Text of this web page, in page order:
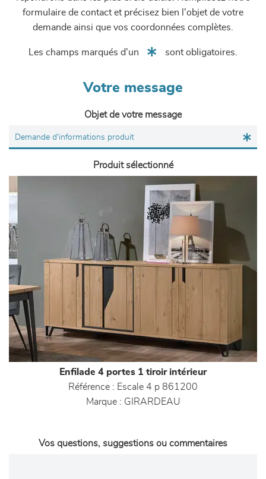
formulaire de contact et précisez bien l'objet de votre
demande ainsi que vos coordonnées complètes.
Les champs marqués d'un sont obligatoires.
Votre message
Objet de votre message
Produit sélectionné
Enfilade 4 portes 1 tiroir intérieur
Référence : Escale 4 p 861200
Marque : GIRARDEAU
Vos questions, suggestions ou commentaires